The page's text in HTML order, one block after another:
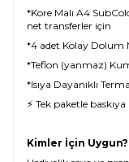
*Kore Malı A4
net transferler için
*4 adet Kolay Dolum
*Teflon (yanmaz)
*Isıya Dayanıklı
⚡ Tek paketle
Kimler İçin Uygun?